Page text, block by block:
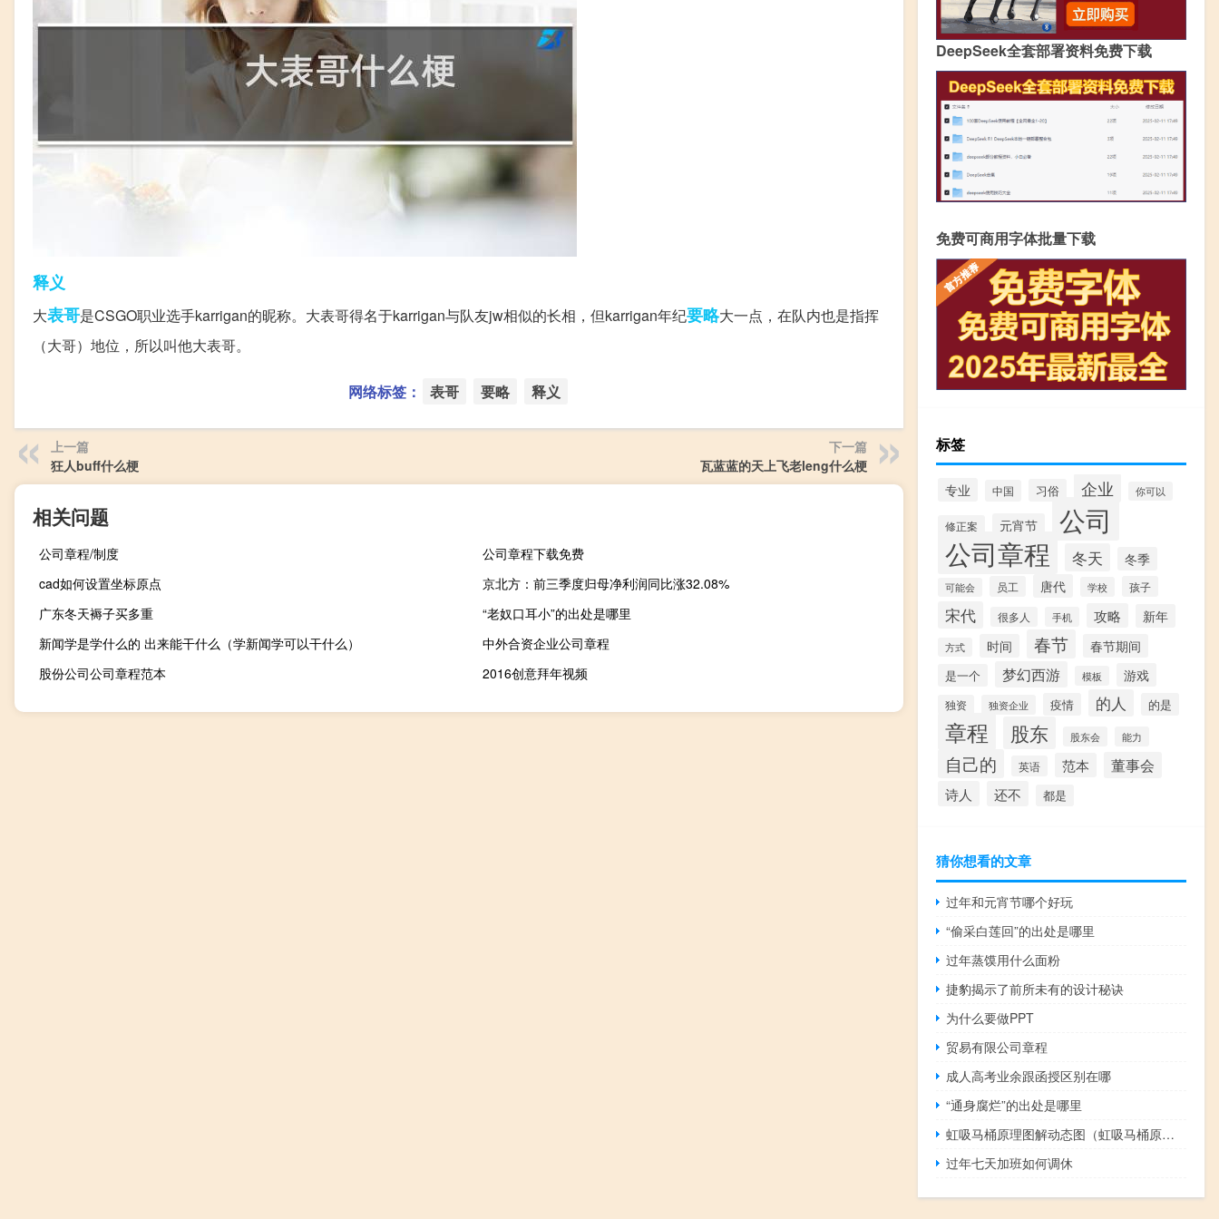
释义
大表哥是CSGO职业选手karrigan的昵称。大表哥得名于karrigan与队友jw相似的长相，但karrigan年纪要略大一点，在队内也是指挥
（大哥）地位，所以叫他大表哥。‌‌‌‌‌‌‌‌‌
网络标签： 表哥 要略 释义
上一篇
狂人buff什么梗
下一篇
瓦蓝蓝的天上飞老leng什么梗
相关问题
公司章程/制度
公司章程下载免费
cad如何设置坐标原点
京北方：前三季度归母净利润同比涨32.08%
广东冬天褥子买多重
“老奴口耳小”的出处是哪里
新闻学是学什么的 出来能干什么（学新闻学可以干什么）
中外合资企业公司章程
股份公司公司章程范本
2016创意拜年视频
DeepSeek全套部署资料免费下载
免费可商用字体批量下载
标签
专业 中国 习俗 企业 你可以
修正案 元宵节 公司
公司章程 冬天 冬季
可能会 员工 唐代 学校 孩子
宋代 很多人 手机 攻略 新年
方式 时间 春节 春节期间
是一个 梦幻西游 模板 游戏
独资 独资企业 疫情 的人 的是
章程 股东 股东会 能力
自己的 英语 范本 董事会
诗人 还不 都是
猜你想看的文章
过年和元宵节哪个好玩
“偷采白莲回”的出处是哪里
过年蒸馍用什么面粉
捷豹揭示了前所未有的设计秘诀
为什么要做PPT
贸易有限公司章程
成人高考业余跟函授区别在哪
“通身腐烂”的出处是哪里
虹吸马桶原理图解动态图（虹吸马桶原理）
过年七天加班如何调休